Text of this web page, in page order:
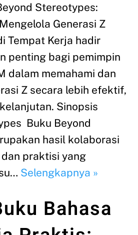
Stereotypes:
Generasi Z
Tempat Kerja hadir
penting bagi pemimpin
dalam memahami dan
Z secara lebih efektif,
Sinopsis
Buku Beyond
hasil kolaborasi
praktisi yang
Selengkapnya »
Bahasa